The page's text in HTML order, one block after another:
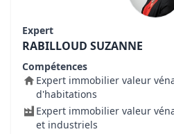
Expert
RABILLOUD SUZANNE
Compétences
Expert immobilier valeur
d'habitations
Expert immobilier valeur
et industriels